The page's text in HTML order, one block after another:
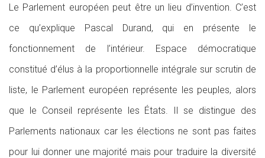
Le Parlement européen peut être un lieu d’invention. C’est
ce qu’explique Pascal Durand, qui en présente le
fonctionnement de l’intérieur. Espace démocratique
constitué d’élus à la proportionnelle intégrale sur scrutin de
liste, le Parlement européen représente les peuples, alors
que le Conseil représente les États. Il se distingue des
Parlements nationaux car les élections ne sont pas faites
pour lui donner une majorité mais pour traduire la diversité